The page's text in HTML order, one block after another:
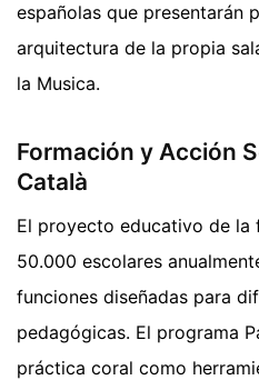
españolas que presentarán
arquitectura de la propia
la Musica.
Formación y Acción
Català
El proyecto educativo de la
50.000 escolares
funciones diseñadas para
pedagógicas. El programa
práctica coral como